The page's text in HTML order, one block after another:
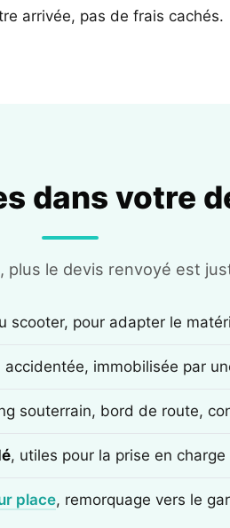
arrivée, pas de frais cachés.
dans votre
le devis renvoyé est
scooter, pour adapter le
immobilisée par
souterrain, bord de route,
, utiles pour la prise en
place, remorquage vers le